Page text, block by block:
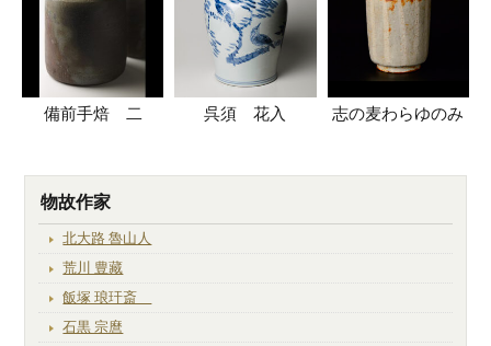
備前手焙 二 呉須 花入 志の麦わらゆのみ
物故作家
北大路 魯山人
荒川 豊藏
飯塚 琅玕斎
石黒 宗麿